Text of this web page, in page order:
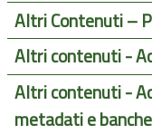
Altri Contenuti –
Altri contenuti -
Altri contenuti -
metadati e